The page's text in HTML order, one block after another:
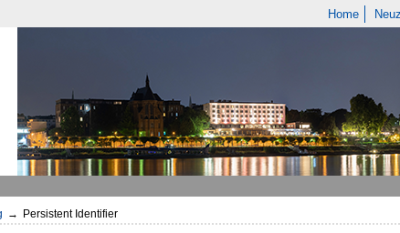
Home
→ Persistent Identifier